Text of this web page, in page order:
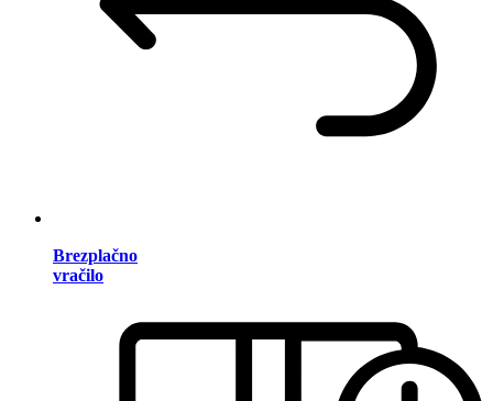
Brezplačno
vračilo